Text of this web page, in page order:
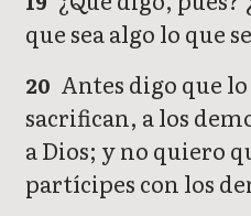
que sea algo lo que
20 Antes digo que
sacrifican, a los
a Dios; y no quiero
partícipes con los